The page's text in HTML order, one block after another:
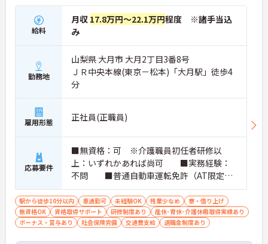
給料
月収 17.8万円～22.1万円程度 ※諸手当込
み
勤務地
山梨県 大月市 大月2丁目3番8号
ＪＲ中央本線(東京－松本)「大月駅」徒歩4
分
雇用形態 正社員(正職員)
応募要件
■無資格：可 ※介護職員初任者研修以
上：いずれかあれば尚可 ■実務経験：
不問 ■普通自動車運転免許（AT限定
可）：必須
駅から徒歩10分以内 車通勤可 未経験OK 残業少なめ
寮・借り上げ
無資格OK
資格取得サポート 研修制度あり
産休･育休･介護休暇取得実績あり
ボーナス・賞与あり
社会保険完備 交通費支給 退職金制度あり